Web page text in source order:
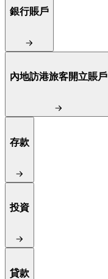
銀行賬戶
內地訪港旅客開立賬戶
存款
投資
貸款